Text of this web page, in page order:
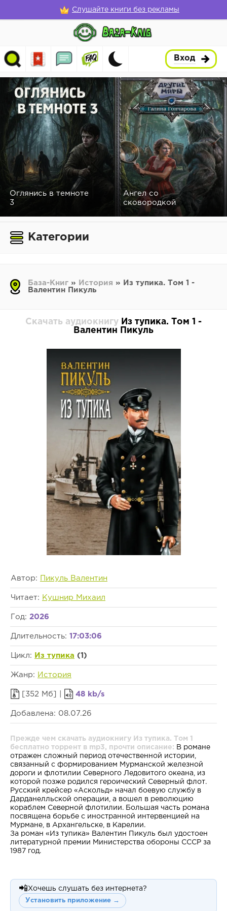
Слушайте книги без рекламы
Вход
Оглянись в темноте
3
Ангел со
сковородкой
Категории
База-Книг » История » Из тупика. Том 1 -
Валентин Пикуль
Скачать аудиокнигу Из тупика. Том 1 -
Валентин Пикуль
Автор: Пикуль Валентин
Читает: Кушнир Михаил
Год: 2026
Длительность: 17:03:06
Цикл: Из тупика (1)
Жанр: История
[352 Мб] | 48 kb/s
Добавлена: 08.07.26
Прежде чем скачать аудиокнигу Из тупика. Том 1
бесплатно торрент в mp3, прочти описание: В романе
отражен сложный период отечественной истории,
связанный с формированием Мурманской железной
дороги и флотилии Северного Ледовитого океана, из
которой позже родился героический Северный флот.
Русский крейсер «Аскольд» начал боевую службу в
Дарданелльской операции, а вошел в революцию
кораблем Северной флотилии. Большая часть романа
посвящена борьбе с иностранной интервенцией на
Мурмане, в Архангельске, в Карелии.
За роман «Из тупика» Валентин Пикуль был удостоен
литературной премии Министерства обороны СССР за
1987 год.
📲 Хочешь слушать без интернета?
Установить приложение →